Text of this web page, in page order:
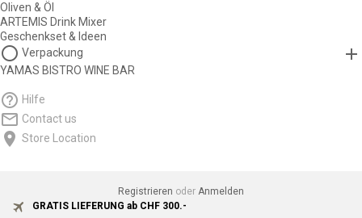
Oliven & Öl
ARTEMIS Drink Mixer
Geschenkset & Ideen
panorama_fish_eye Verpackung add
YAMAS BISTRO WINE BAR
help_outline Hilfe
mail_outline Contact us
location_on Store Location
Registrieren oder Anmelden
local_airport GRATIS LIEFERUNG ab CHF 300.-